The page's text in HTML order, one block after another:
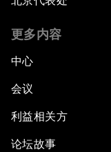
更多内容
中心
会议
利益相关方
论坛故事